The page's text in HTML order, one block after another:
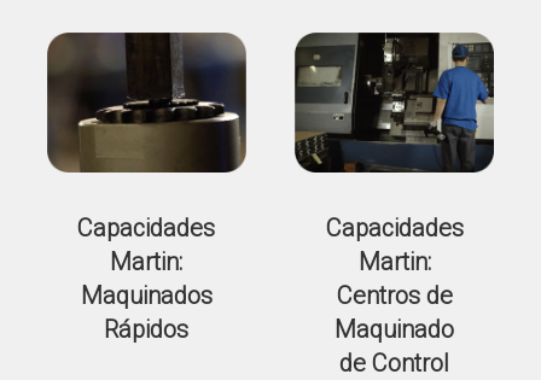
Capacidades
Martin:
Maquinados
Rápidos
Capacidades
Martin:
Centros de
Maquinado
de Control